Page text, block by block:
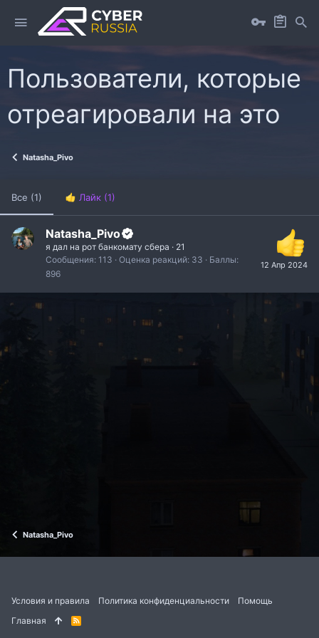
Пользователи, которые
отреагировали на это
Natasha_Pivo
Все (1) Лайк (1)
12 Апр 2024
Natasha_Pivo
я дал на рот банкомату сбера · 21
Сообщения 113 Оценка реакций 33
Баллы
896
Natasha_Pivo
Условия и правила Политика конфиденциальности
Помощь
Главная
R